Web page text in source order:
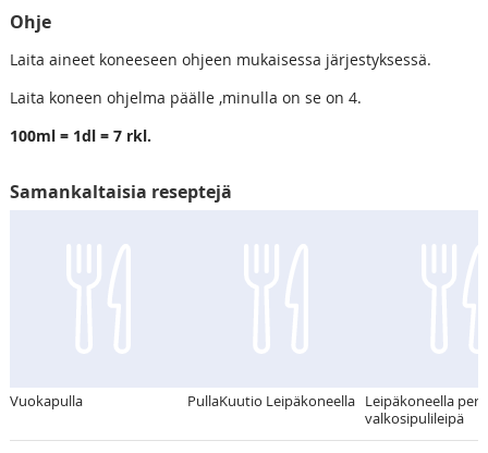
Ohje
Laita aineet koneeseen ohjeen mukaisessa järjestyksessä.
Laita koneen ohjelma päälle ,minulla on se on 4.
100ml = 1dl = 7 rkl.
Samankaltaisia reseptejä
Vuokapulla PullaKuutio Leipäkoneella Leipäkoneella
valkosipulileipä